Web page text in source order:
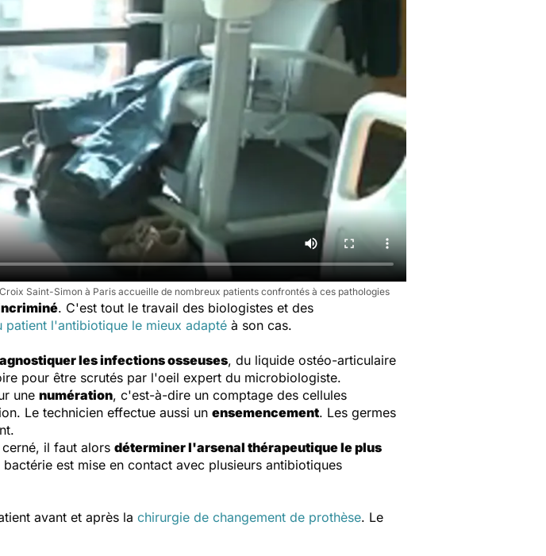
Saint-Simon à Paris accueille de nombreux patients confrontés à ces pathologies
. C'est tout le travail des biologistes et des
patient l'antibiotique le mieux adapté à son cas.
les infections osseuses, du liquide ostéo-articulaire
pour être scrutés par l'oeil expert du microbiologiste.
une numération, c'est-à-dire un comptage des cellules
Le technicien effectue aussi un ensemencement. Les germes
il faut alors déterminer l'arsenal thérapeutique le plus
bactérie est mise en contact avec plusieurs antibiotiques
avant et après la chirurgie de changement de prothèse. Le